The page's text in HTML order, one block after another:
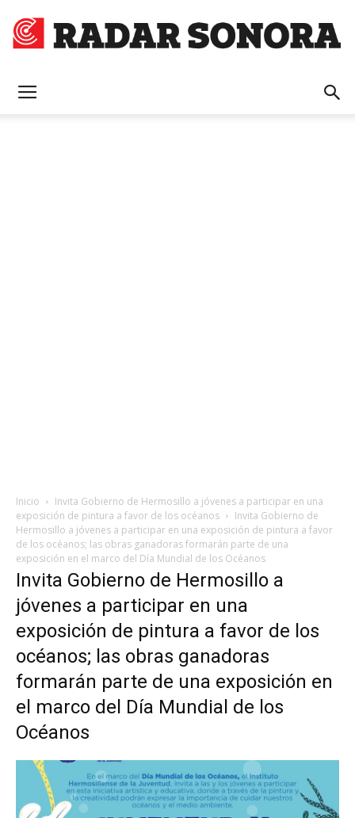
Inicio
Invita Gobierno de Hermosillo a jóvenes a participar en una
exposición de pintura a favor de los océanos
Invita Gobierno de
Hermosillo a jóvenes a participar en una exposición de pintura a favor
de los océanos; las obras ganadoras formarán parte de una
exposición en el marco del Día Mundial de los Océanos
Invita Gobierno de Hermosillo a
jóvenes a participar en una
exposición de pintura a favor de los
océanos; las obras ganadoras
formarán parte de una exposición en
el marco del Día Mundial de los
Océanos